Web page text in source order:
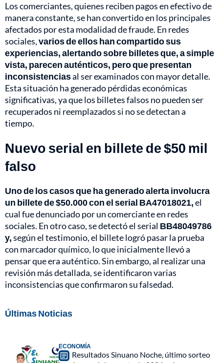
Los comerciantes, quienes reciben pagos en efectivo de
manera constante, se han convertido en los principales
afectados por esta modalidad de fraude. En redes
sociales,varios de ellos han compartido sus
experiencias, alertando sobre billetes que, a simple
vista, parecen auténticos, pero que presentan
inconsistenciasal ser examinados con mayor detalle.
Esta situación ha generado pérdidas económicas
significativas, ya que los billetes falsos no pueden ser
recuperados ni reemplazados si no se detectan a
tiempo.
Nuevo serial en billete de $50 mil
falso
Uno de los casos que ha generado alerta involucra
un billete de $50.000 con el serial BA47018021,el
cual fue denunciado por un comerciante en redes
sociales. En otro caso, se detectó el serial BB48049786
y,según el testimonio, el billete logró pasar la prueba
con marcador químico, lo que inicialmente llevó a
pensar que era auténtico. Sin embargo, al realizar una
revisión más detallada, se identificaron varias
inconsistencias que confirmaron su falsedad.
Últimas Noticias
ECONOMÍA
Resultados Sinuano Noche, último sorteo